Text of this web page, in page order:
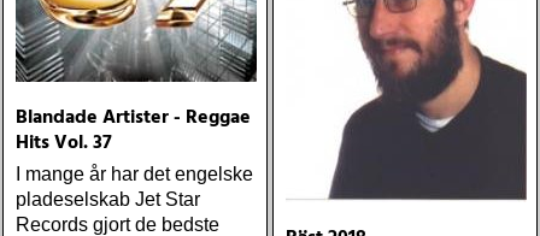
Blandade Artister - Reggae
Hits Vol. 37
I mange år har det engelske
pladeselskab Jet Star
Records gjort de bedste